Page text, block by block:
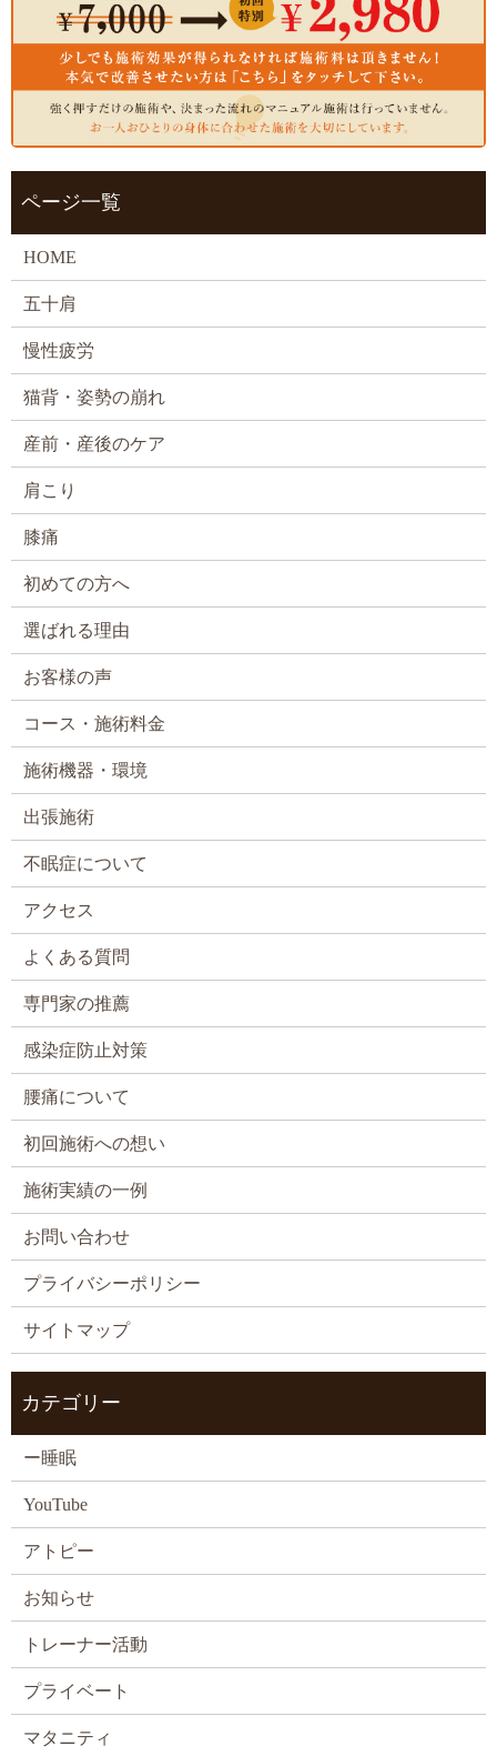
ページ一覧
HOME
五十肩
慢性疲労
猫背・姿勢の崩れ
産前・産後のケア
肩こり
膝痛
初めての方へ
選ばれる理由
お客様の声
コース・施術料金
施術機器・環境
出張施術
不眠症について
アクセス
よくある質問
専門家の推薦
感染症防止対策
腰痛について
初回施術への想い
施術実績の一例
お問い合わせ
プライバシーポリシー
サイトマップ
カテゴリー
ー睡眠
YouTube
アトピー
お知らせ
トレーナー活動
プライベート
マタニティ